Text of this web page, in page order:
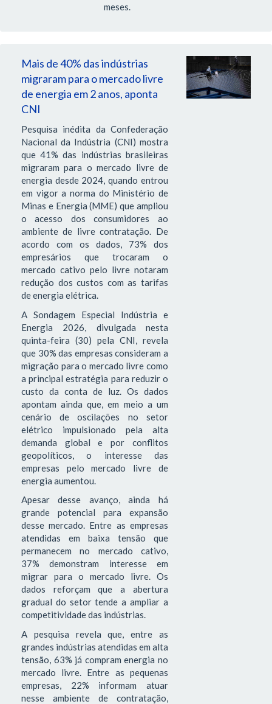
meses.
Mais de 40% das indústrias
migraram para o mercado livre
de energia em 2 anos, aponta
CNI
Pesquisa inédita da Confederação
Nacional da Indústria (CNI) mostra
que 41% das indústrias brasileiras
migraram para o mercado livre de
energia desde 2024, quando entrou
em vigor a norma do Ministério de
Minas e Energia (MME) que ampliou
o acesso dos consumidores ao
ambiente de livre contratação. De
acordo com os dados, 73% dos
empresários que trocaram o
mercado cativo pelo livre notaram
redução dos custos com as tarifas
de energia elétrica.
A Sondagem Especial Indústria e
Energia 2026, divulgada nesta
quinta-feira (30) pela CNI, revela
que 30% das empresas consideram a
migração para o mercado livre como
a principal estratégia para reduzir o
custo da conta de luz. Os dados
apontam ainda que, em meio a um
cenário de oscilações no setor
elétrico impulsionado pela alta
demanda global e por conflitos
geopolíticos, o interesse das
empresas pelo mercado livre de
energia aumentou.
Apesar desse avanço, ainda há
grande potencial para expansão
desse mercado. Entre as empresas
atendidas em baixa tensão que
permanecem no mercado cativo,
37% demonstram interesse em
migrar para o mercado livre. Os
dados reforçam que a abertura
gradual do setor tende a ampliar a
competitividade das indústrias.
A pesquisa revela que, entre as
grandes indústrias atendidas em alta
tensão, 63% já compram energia no
mercado livre. Entre as pequenas
empresas, 22% informam atuar
nesse ambiente de contratação,